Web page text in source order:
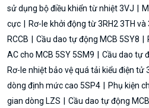
sử dụng bộ điều khiển từ nhiệt 3VJ
cực
Rơ-le khởi động từ 3RH2 3TH và
RCCB
Cầu dao tự động MCB 5SY8
AC cho MCB 5SY 5SM9
Cầu dao tự
Rơ-le nhiệt bảo vệ quá tải kiểu điện tử
dòng định mức cao 5SP4
Phụ kiện
gian dòng LZS
Cầu dao tự động